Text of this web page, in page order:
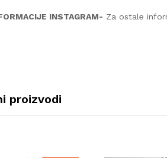
INSTAGRAM- Za ostale
proizvodi